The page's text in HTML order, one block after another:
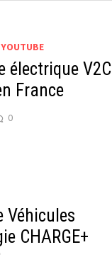
électrique V2C
France
0
Véhicules
CHARGE+